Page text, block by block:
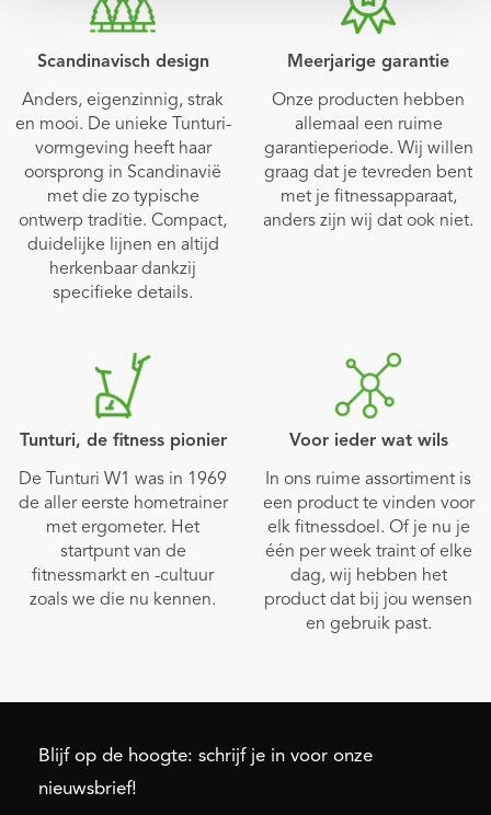
Scandinavisch design
Anders, eigenzinnig, strak
en mooi. De unieke Tunturi-
vormgeving heeft haar
oorsprong in Scandinavië
met die zo typische
ontwerp traditie. Compact,
duidelijke lijnen en altijd
herkenbaar dankzij
specifieke details.
Meerjarige garantie
Onze producten hebben
allemaal een ruime
garantieperiode. Wij willen
graag dat je tevreden bent
met je fitnessapparaat,
anders zijn wij dat ook niet.
Tunturi, de fitness pionier
De Tunturi W1 was in 1969
de aller eerste hometrainer
met ergometer. Het
startpunt van de
fitnessmarkt en -cultuur
zoals we die nu kennen.
Voor ieder wat wils
In ons ruime assortiment is
een product te vinden voor
elk fitnessdoel. Of je nu je
één per week traint of elke
dag, wij hebben het
product dat bij jou wensen
en gebruik past.
Blijf op de hoogte: schrijf je in voor onze
nieuwsbrief!